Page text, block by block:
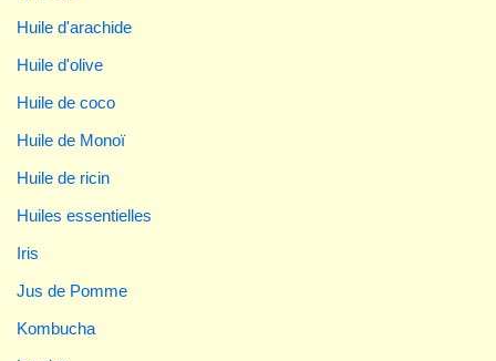
Huile d'arachide
Huile d'olive
Huile de coco
Huile de Monoï
Huile de ricin
Huiles essentielles
Iris
Jus de Pomme
Kombucha